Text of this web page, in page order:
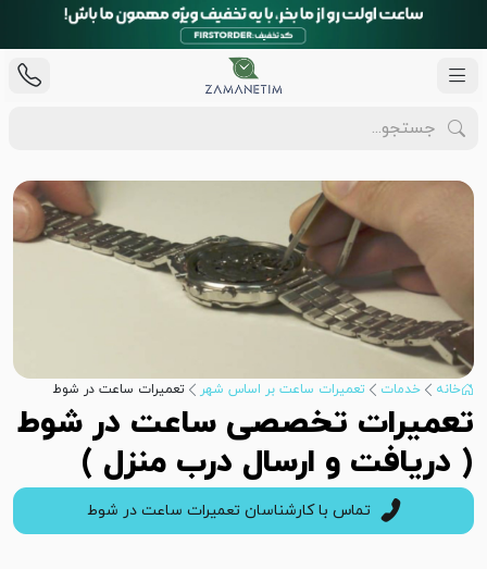
خانه خدمات تعمیرات ساعت بر اساس شهر تعمیرات ساعت در شوط
تعمیرات تخصصی ساعت در شوط
( دریافت و ارسال درب منزل )
تماس با کارشناسان تعمیرات ساعت در شوط